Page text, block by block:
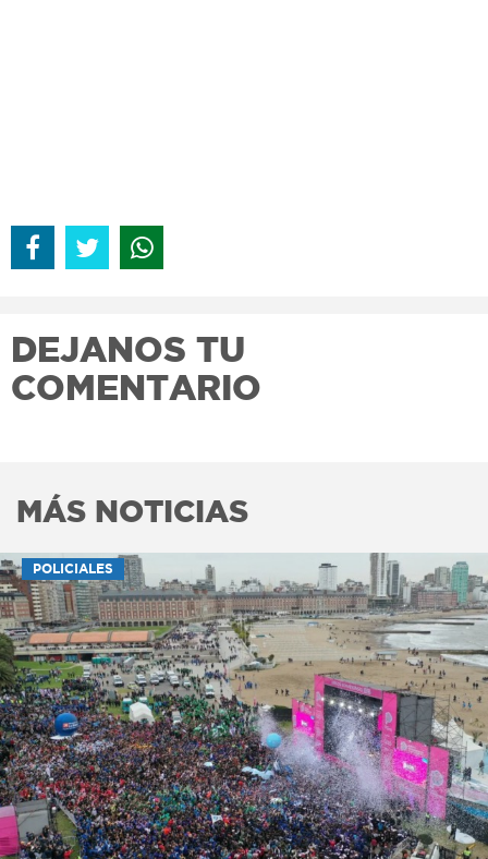
DEJANOS TU
COMENTARIO
MÁS NOTICIAS
POLICIALES